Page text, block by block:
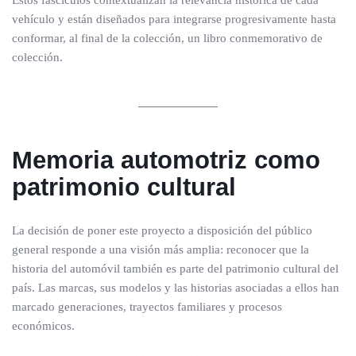
vehículo y están diseñados para integrarse progresivamente hasta
conformar, al final de la colección, un libro conmemorativo de
colección.
Memoria automotriz como
patrimonio cultural
La decisión de poner este proyecto a disposición del público
general responde a una visión más amplia: reconocer que la
historia del automóvil también es parte del patrimonio cultural del
país. Las marcas, sus modelos y las historias asociadas a ellos han
marcado generaciones, trayectos familiares y procesos
económicos.